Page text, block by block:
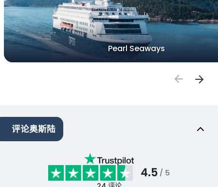
Pearl Seaways
评论奥斯陆
4.5 / 5